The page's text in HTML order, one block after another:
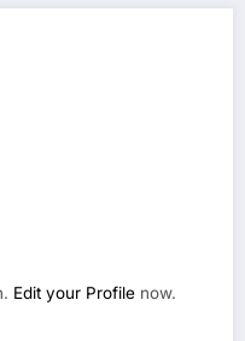
Edit your Profile now.